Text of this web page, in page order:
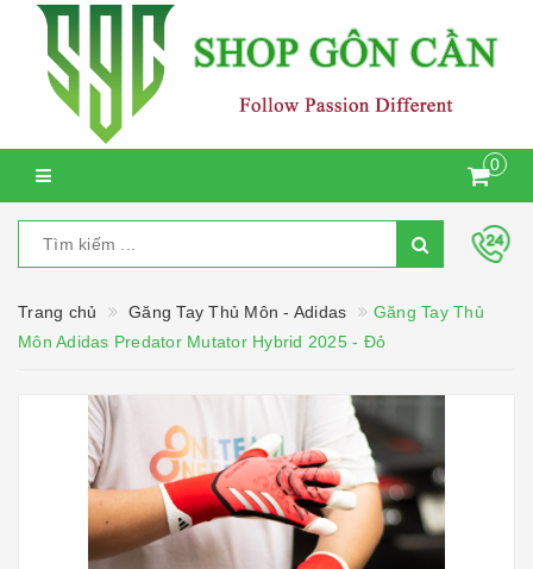
0
Trang chủ Găng Tay Thủ Môn - Adidas
Găng Tay Thủ
Môn Adidas Predator Mutator Hybrid 2025 - Đỏ